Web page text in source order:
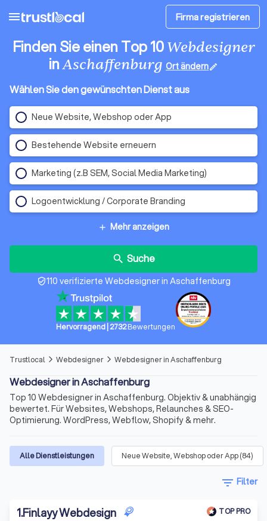
menu Firma registrieren
Finden Sie einen Top 10Webdesigner
inAschaffenburg Ort ändernedit
Wählen Sie den gewünschten Dienst aus
Neue Website, Webshop oder App
Bestehende Website erneuern
Marketing (z.B SEM, Social Media Marketing)
Logoentwicklung / Corporate Branding
add Mehr anzeigen
search Suche
verified_user110 verifizierte Webdesigner in Aschaffenburg
Hervorragend| 2732 Bewertungen
Trustlocal arrow_forward_ios Webdesigner arrow_forward_ios Webdesigner in Aschaffenburg
Webdesigner in Aschaffenburg
Top 10 Webdesigner in Aschaffenburg. Objektiv & unabhängig
bewertet. Für Websites, Webshops, Relaunches & SEO-
Optimierung. WordPress, Webflow, Shopify & mehr.
Alle Dienstleistungen Neue Website, Webshop oder App(84)
filter_list Filter
1.Finlayy Webdesign TOP PRO